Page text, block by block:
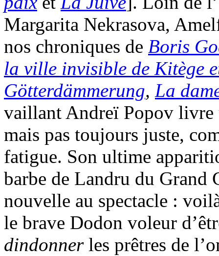
Margarita Nekrasova,
nos chroniques de Boris
la ville invisible de Kitège
Götterdämmerung, La
vaillant Andreï Popov livre
mais pas toujours juste,
fatigue. Son ultime
barbe de Landru du Grand
nouvelle au spectacle :
le brave Dodon voleur
dindonner les prêtres de